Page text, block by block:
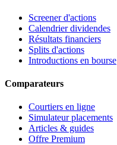
Screener d'actions
Calendrier dividendes
Résultats financiers
Splits d'actions
Introductions en bourse
Comparateurs
Courtiers en ligne
Simulateur placements
Articles & guides
Offre Premium